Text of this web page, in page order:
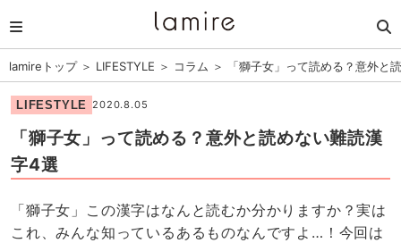
lamireトップ＞ LIFESTYLE ＞ コラム ＞ 「獅子女」って読める？意外と
LIFESTYLE 2020.8.05
「獅子女」って読める？意外と読めない難読漢
字4選
「獅子女」この漢字はなんと読むか分かりますか？実は
これ、みんな知っているあるものなんですよ…！今回は